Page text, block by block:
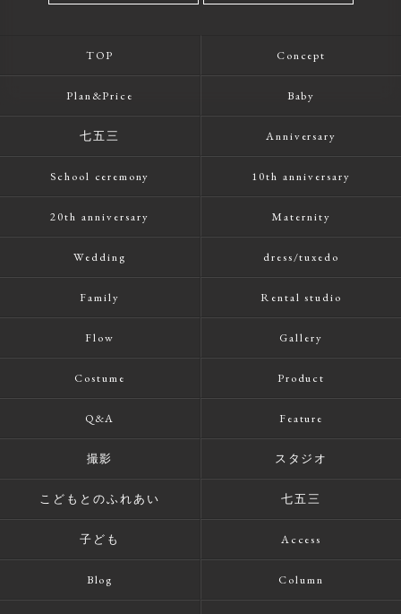
TOP Concept
Plan&Price Baby
七五三 Anniversary
School ceremony 10th anniversary
20th anniversary Maternity
Wedding dress/tuxedo
Family Rental studio
Flow Gallery
Costume Product
Q&A Feature
撮影 スタジオ
こどもとのふれあい 七五三
子ども Access
Blog Column